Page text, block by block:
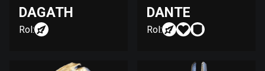
DAGATH
Rol:
DANTE
Rol: